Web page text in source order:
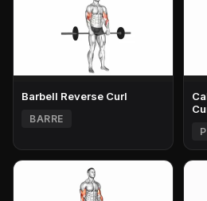
Barbell Reverse Curl
BARRE